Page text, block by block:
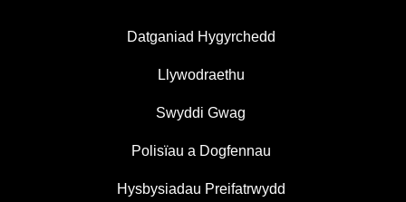
Datganiad Hygyrchedd
Llywodraethu
Swyddi Gwag
Polisïau a Dogfennau
Hysbysiadau Preifatrwydd